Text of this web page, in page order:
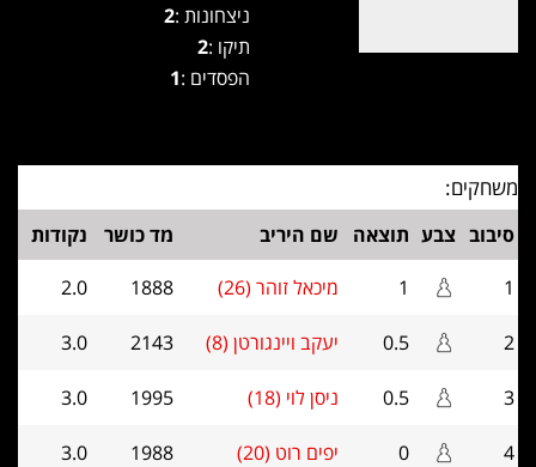
ניצחונות :2
תיקו :2
הפסדים :1
משחקים:
סיבוב צבע תוצאה שם היריב מד כושר
נקודות
1
1 מיכאל זוהר (26) 1888
2.0
2
0.5 יעקב ויינגורטן (8) 2143
3.0
3
0.5 ניסן לוי (18) 1995
3.0
4
0 יפים רוט (20) 1988
3.0